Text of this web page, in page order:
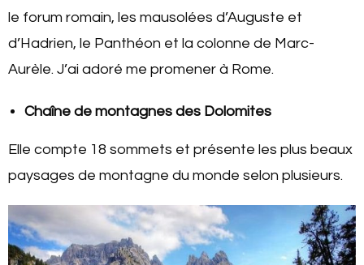
le forum romain, les mausolées d’Auguste et
d’Hadrien, le Panthéon et la colonne de Marc-
Aurèle. J’ai adoré me promener à Rome.
Chaîne de montagnes des Dolomites
Elle compte 18 sommets et présente les plus beaux
paysages de montagne du monde selon plusieurs.